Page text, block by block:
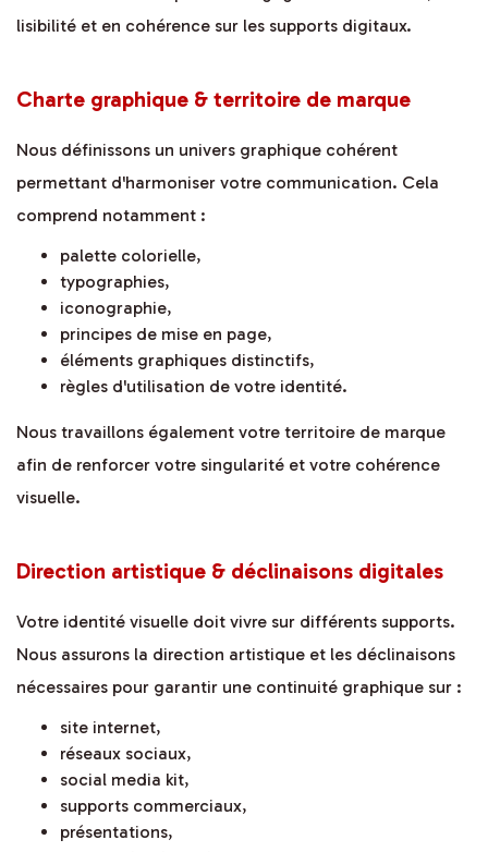
lisibilité et en cohérence sur les supports digitaux.
Charte graphique & territoire de marque
Nous définissons un univers graphique cohérent
permettant d'harmoniser votre communication. Cela
comprend notamment :
palette colorielle,
typographies,
iconographie,
principes de mise en page,
éléments graphiques distinctifs,
règles d'utilisation de votre identité.
Nous travaillons également votre territoire de marque
afin de renforcer votre singularité et votre cohérence
visuelle.
Direction artistique & déclinaisons digitales
Votre identité visuelle doit vivre sur différents supports.
Nous assurons la direction artistique et les déclinaisons
nécessaires pour garantir une continuité graphique sur :
site internet,
réseaux sociaux,
social media kit,
supports commerciaux,
présentations,